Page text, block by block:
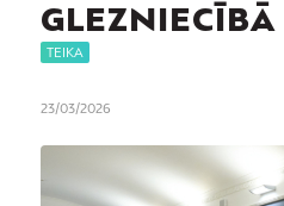
GLEZNIECĪBĀ
TEIKA
23/03/2026